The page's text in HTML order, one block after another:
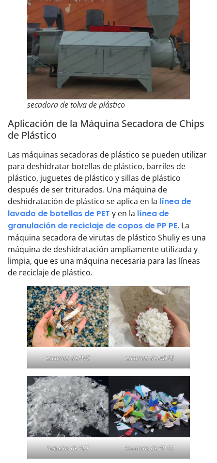
secadora de tolva de plástico
Aplicación de la Máquina Secadora de Chips
de Plástico
Las máquinas secadoras de plástico se pueden utilizar
para deshidratar botellas de plástico, barriles de
plástico, juguetes de plástico y sillas de plástico
después de ser triturados. Una máquina de
deshidratación de plástico se aplica en la línea de
lavado de botellas de PET y en la línea de
granulación de reciclaje de copos de PP PE. La
máquina secadora de virutas de plástico Shuliy es una
máquina de deshidratación ampliamente utilizada y
limpia, que es una máquina necesaria para las líneas
de reciclaje de plástico.
escamas de PVC escamas de HDPE
hojuelas de PET Escamas de PP PE